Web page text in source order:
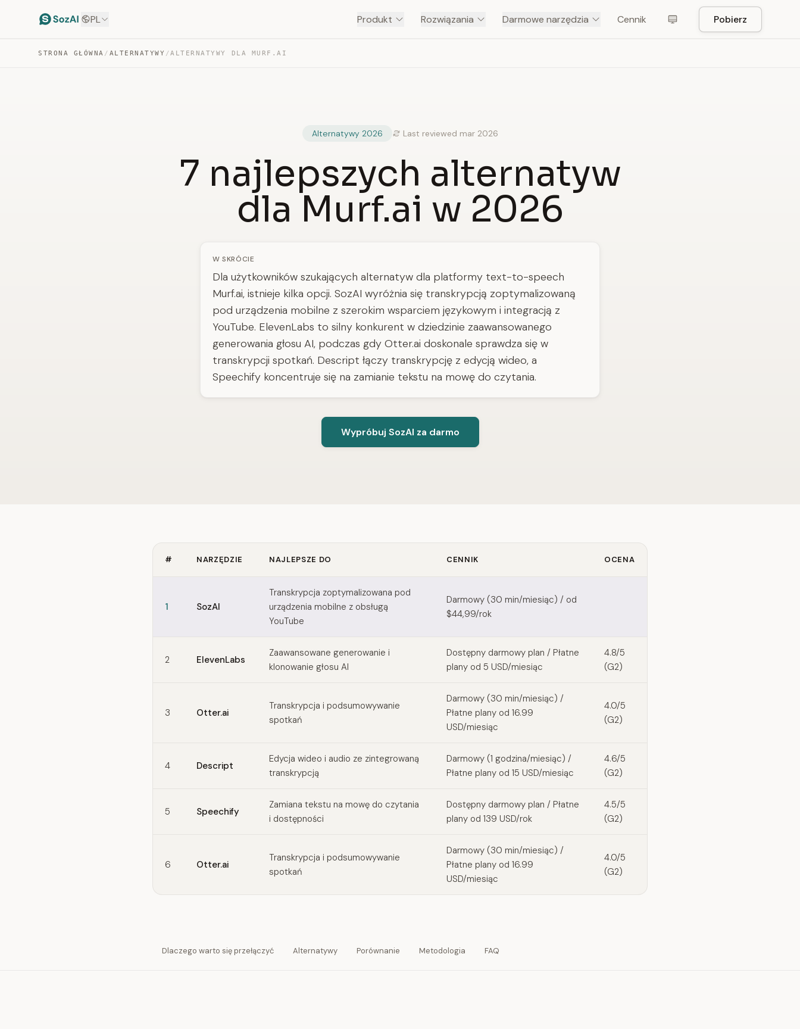
PL Produkt Rozwiązania Darmowe narzędzia Cennik Pobierz
STRONA GŁÓWNA / ALTERNATYWY /ALTERNATYWY DLA MURF.AI
Alternatywy 2026 Last reviewed mar 2026
7 najlepszych alternatyw
dla Murf.ai w 2026
W SKRÓCIE
Dla użytkowników szukających alternatyw dla platformy text-to-speech
Murf.ai, istnieje kilka opcji. SozAI wyróżnia się transkrypcją zoptymalizowaną
pod urządzenia mobilne z szerokim wsparciem językowym i integracją z
YouTube. ElevenLabs to silny konkurent w dziedzinie zaawansowanego
generowania głosu AI, podczas gdy Otter.ai doskonale sprawdza się w
transkrypcji spotkań. Descript łączy transkrypcję z edycją wideo, a
Speechify koncentruje się na zamianie tekstu na mowę do czytania.
Wypróbuj SozAI za darmo
# NARZĘDZIE NAJLEPSZE DO CENNIK OCENA
1 SozAI
Transkrypcja zoptymalizowana pod
urządzenia mobilne z obsługą
YouTube
Darmowy (30 min/miesiąc) / od
$44,99/rok
2 ElevenLabs
Zaawansowane generowanie i
klonowanie głosu AI
Dostępny darmowy plan / Płatne
plany od 5 USD/miesiąc
4.8/5
(G2)
3 Otter.ai
Transkrypcja i podsumowywanie
spotkań
Darmowy (30 min/miesiąc) /
Płatne plany od 16.99
USD/miesiąc
4.0/5
(G2)
4 Descript
Edycja wideo i audio ze zintegrowaną
transkrypcją
Darmowy (1 godzina/miesiąc) /
Płatne plany od 15 USD/miesiąc
4.6/5
(G2)
5 Speechify
Zamiana tekstu na mowę do czytania
i dostępności
Dostępny darmowy plan / Płatne
plany od 139 USD/rok
4.5/5
(G2)
6 Otter.ai
Transkrypcja i podsumowywanie
spotkań
Darmowy (30 min/miesiąc) /
Płatne plany od 16.99
USD/miesiąc
4.0/5
(G2)
Dlaczego warto się przełączyć Alternatywy Porównanie Metodologia FAQ